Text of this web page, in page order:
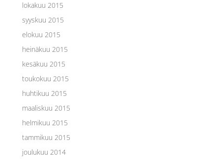
lokakuu 2015
syyskuu 2015
elokuu 2015
heinäkuu 2015
kesäkuu 2015
toukokuu 2015
huhtikuu 2015
maaliskuu 2015
helmikuu 2015
tammikuu 2015
joulukuu 2014